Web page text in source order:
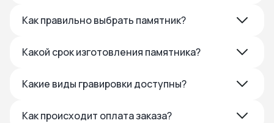
Как правильно выбрать памятник?
Какой срок изготовления памятника?
Какие виды гравировки доступны?
Как происходит оплата заказа?